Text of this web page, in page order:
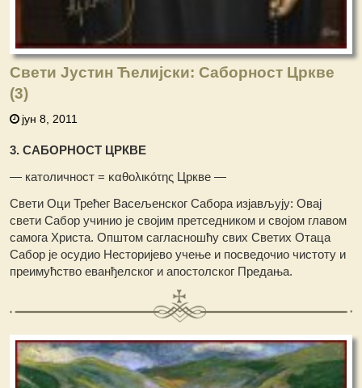
Свети Јустин Ћелијски: Саборност Цркве
(3)
јун 8, 2011
3. САБОРНОСТ ЦРКВЕ
— католичност = καθολικότης Цркве —
Свети Оци Трећег Васељенског Сабора изјављују: Овај
свети Сабор учинио је својим претседником и својом главом
самога Христа. Општом сагласношћу свих Светих Отаца
Сабор је осудио Несторијево учење и посведочио чистоту и
преимућство еванђелског и апостолског Предања.